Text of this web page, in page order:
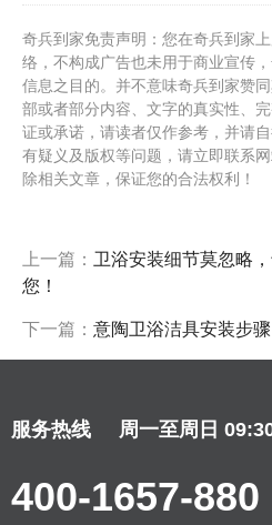
奇兵到家免责声明：您在奇兵到家
络，不构成广告也未用于商业宣传
信息之目的。并不意味奇兵到家赞
部或者部分内容、文字的真实性、
证或承诺，请读者仅作参考，并请
有疑义及版权等问题，请立即联系
除相关文章，保证您的合法权利！
上一篇： 卫浴安装细节莫忽略
您！
下一篇： 意陶卫浴洁具安装步
服务热线 周一至周日
400-1657-880